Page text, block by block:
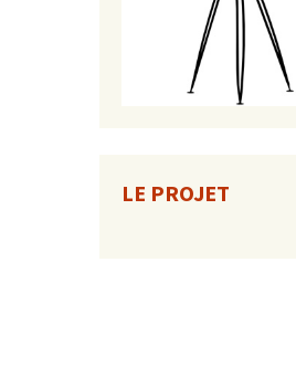
LE PROJET